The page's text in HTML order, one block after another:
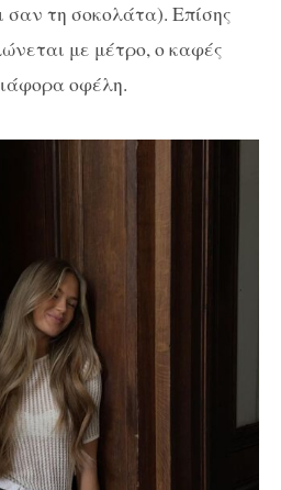
σαν τη σοκολάτα). Επίσης
με μέτρο, ο καφές
οφέλη.